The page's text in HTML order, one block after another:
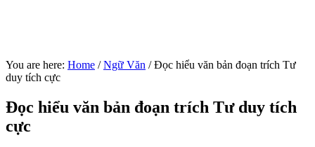
You are here: Home / Ngữ Văn /Đọc hiểu văn bản đoạn trích Tư
duy tích cực
Đọc hiểu văn bản đoạn trích Tư duy tích
cực